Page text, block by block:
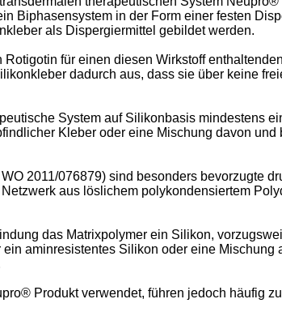
Biphasensystem in der Form einer festen
als Dispergiermittel gebildet werden.
für einen diesen Wirkstoff
dadurch aus, dass sie über keine
System auf Silikonbasis mindestens
Kleber oder eine Mischung davon
WO 2011/076879) sind besonders bevorzugte
aus löslichem polykondensiertem
das Matrixpolymer ein Silikon,
ein aminresistentes Silikon oder eine
Produkt verwendet, führen jedoch häufig